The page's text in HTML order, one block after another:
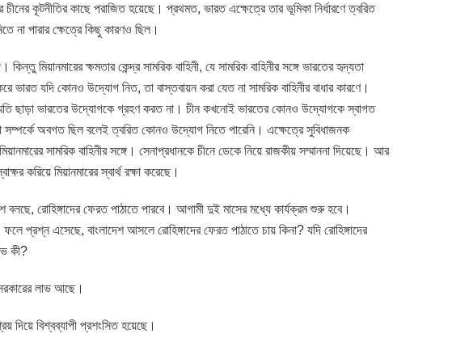
চীনের কূটনীতির কাছে পরাজিত হয়েছে। প্রথমত, ভারত এক্ষেত্রে তার ভূমিকা নির্ধারণে ত্বরিত
না পারার ক্ষেত্রে কিছু কারণও ছিল।
মিয়ানমারের ক্ষমতার কেন্দ্র সামরিক বাহিনী, যে সামরিক বাহিনীর সঙ্গে ভারতের হৃদ্যতা
ভারত যদি কোনও উদ্যোগ নিত, তা বাস্তবায়ন করা যেত না সামরিক বাহিনীর বাধার কারণে।
সম্মতি ছাড়া ভারতের উদ্যোগকে গ্রহণ করত না। চীন কখনোই ভারতের কোনও উদ্যোগকে স্বাগত
সম্পর্কে অবগত ছিল বলেই ত্বরিত কোনও উদ্যোগ নিতে পারেনি। এক্ষেত্রে সুবিধাজনক
সামরিক বাহিনীর সঙ্গে। সেনাপ্রধানকে চীনে ডেকে নিয়ে রাজকীয় সম্মাননা দিয়েছে। আর
করিয়ে মিয়ানমারের স্বার্থ রক্ষা করেছে।
বলছে, রোহিঙ্গাদের ফেরত পাঠাতে পারবে। আগামী দুই মাসের মধ্যে কার্যক্রম শুরু হবে।
প্রশ্ন এসেছে, বাংলাদেশ আসলে রোহিঙ্গাদের ফেরত পাঠাতে চায় কিনা? যদি রোহিঙ্গাদের
কী?
লাভ আছে।
দিয়ে বিশ্বব্যাপী প্রশংসিত হয়েছে।